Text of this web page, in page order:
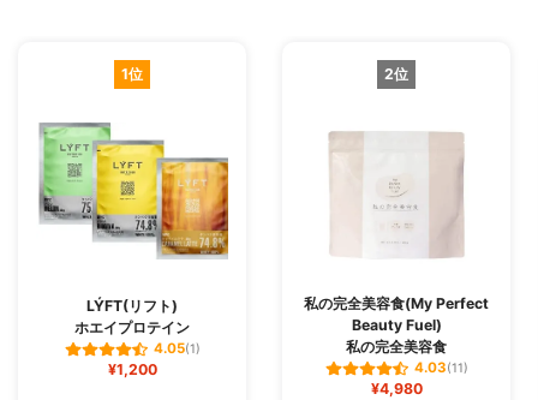
1位
LÝFT(リフト)
ホエイプロテイン
4.05(1)
¥1,200
2位
私の完全美容食(My Perfect
Beauty Fuel)
私の完全美容食
4.03(11)
¥4,980